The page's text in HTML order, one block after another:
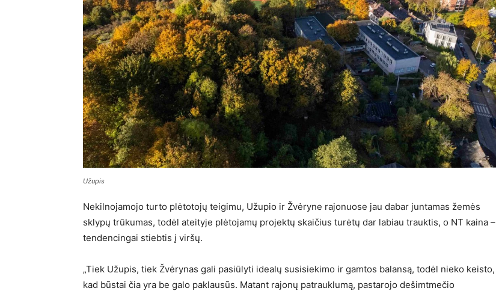
Užupis
Nekilnojamojo turto plėtotojų teigimu, Užupio ir Žvėryne rajonuose jau dabar juntamas žemės
sklypų trūkumas, todėl ateityje plėtojamų projektų skaičius turėtų dar labiau trauktis, o NT kaina –
tendencingai stiebtis į viršų.
„Tiek Užupis, tiek Žvėrynas gali pasiūlyti idealų susisiekimo ir gamtos balansą, todėl nieko keisto,
kad būstai čia yra be galo paklausūs. Matant rajonų patrauklumą, pastarojo dešimtmečio